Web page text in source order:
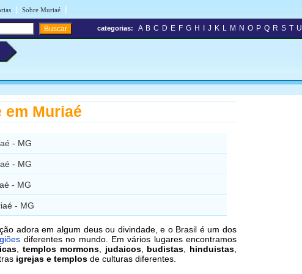
| Sobre Muriaé |
categorias: A B C D E F G H J K L M N O P Q R S T U
Muriaé
- MG
- MG
- MG
- MG
adora em algum deus ou divindade, e o Brasil é um dos
diferentes no mundo. Em vários lugares encontramos
,templos mormons, judaicos, budistas hinduistas
igrejas e templos de culturas diferentes.